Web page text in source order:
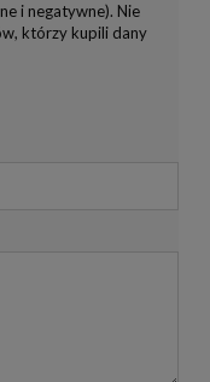
i negatywne). Nie
którzy kupili dany